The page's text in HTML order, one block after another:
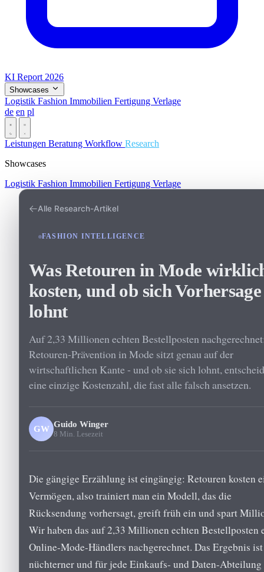
KI Report 2026
Showcases
Logistik Fashion Immobilien Fertigung Verlage
de en pl
Dark
Leistungen Beratung Workflow Research
Showcases
Logistik Fashion Immobilien Fertigung Verlage
Alle Research-Artikel
FASHION INTELLIGENCE
Was Retouren in Mode
kosten, und ob sich Vorhersage
lohnt
Auf 2,33 Millionen echten Bestellposten
Retouren-Prävention in Mode sitzt genau auf der
wirtschaftlichen Kante - und ob sie sich lohnt,
eine einzige Kostenzahl, die fast alle falsch ansetzen.
GW Guido Winger
8 Min. Lesezeit
Die gängige Erzählung ist eingängig: Retouren kosten
Vermögen, also trainiert man ein Modell, das die
Rücksendung vorhersagt, greift früh ein und spart
Wir haben das auf 2,33 Millionen echten Bestellposten
Online-Mode-Händlers nachgerechnet. Das Ergebnis ist
nüchterner und für jede Einkaufs- und Daten-Abteilung